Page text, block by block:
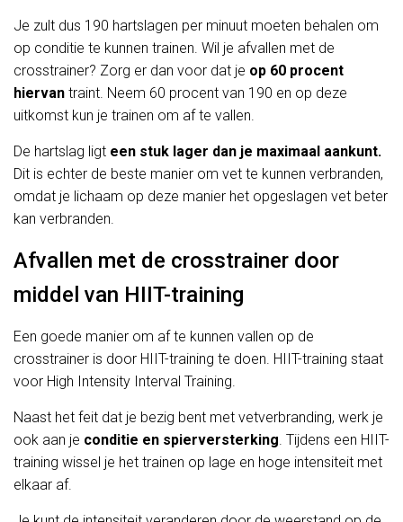
Je zult dus 190 hartslagen per minuut moeten behalen om
op conditie te kunnen trainen. Wil je afvallen met de
crosstrainer? Zorg er dan voor dat je op 60 procent
hiervan traint. Neem 60 procent van 190 en op deze
uitkomst kun je trainen om af te vallen.
De hartslag ligt een stuk lager dan je maximaal aankunt.
Dit is echter de beste manier om vet te kunnen verbranden,
omdat je lichaam op deze manier het opgeslagen vet beter
kan verbranden.
Afvallen met de crosstrainer door
middel van HIIT-training
Een goede manier om af te kunnen vallen op de
crosstrainer is door HIIT-training te doen. HIIT-training staat
voor High Intensity Interval Training.
Naast het feit dat je bezig bent met vetverbranding, werk je
ook aan je conditie en spierversterking. Tijdens een HIIT-
training wissel je het trainen op lage en hoge intensiteit met
elkaar af.